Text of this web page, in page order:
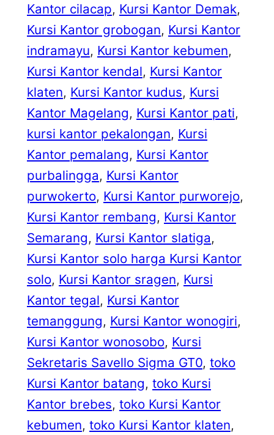
Kantor cilacap, Kursi Kantor Demak
Kursi Kantor grobogan, Kursi Kantor
indramayu, Kursi Kantor kebumen
Kursi Kantor kendal, Kursi Kantor
klaten, Kursi Kantor kudus, Kursi
Kantor Magelang, Kursi Kantor pati
kursi kantor pekalongan, Kursi
Kantor pemalang, Kursi Kantor
purbalingga, Kursi Kantor
purwokerto, Kursi Kantor purworejo
Kursi Kantor rembang, Kursi Kantor
Semarang, Kursi Kantor slatiga
Kursi Kantor solo harga Kursi Kantor
solo, Kursi Kantor sragen, Kursi
Kantor tegal, Kursi Kantor
temanggung, Kursi Kantor wonogiri
Kursi Kantor wonosobo, Kursi
Sekretaris Savello Sigma GT0, toko
Kursi Kantor batang, toko Kursi
Kantor brebes, toko Kursi Kantor
kebumen, toko Kursi Kantor klaten